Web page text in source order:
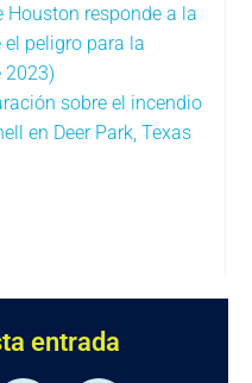
Houston responde a la
peligro para la
2023)
sobre el incendio
en Deer Park, Texas
entrada